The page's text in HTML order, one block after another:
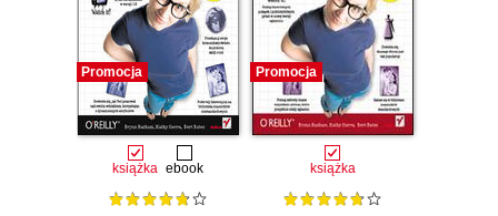
Promocja
książka ebook
Promocja
książka